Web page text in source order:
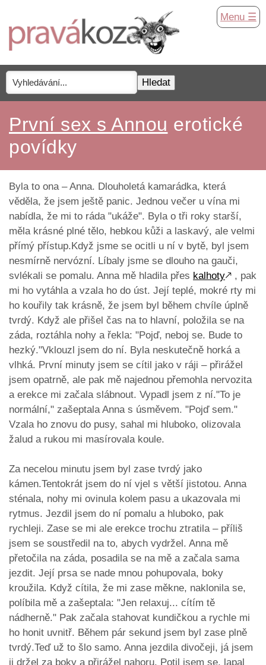
Menu ☰
První sex s Annou erotické
povídky
Byla to ona – Anna. Dlouholetá kamarádka, která
věděla, že jsem ještě panic. Jednou večer u vína mi
nabídla, že mi to ráda "ukáže". Byla o tři roky starší,
měla krásné plné tělo, hebkou kůži a laskavý, ale velmi
přímý přístup.Když jsme se ocitli u ní v bytě, byl jsem
nesmírně nervózní. Líbaly jsme se dlouho na gauči,
svlékali se pomalu. Anna mě hladila přes kalhoty🡕 , pak
mi ho vytáhla a vzala ho do úst. Její teplé, mokré rty mi
ho kouřily tak krásně, že jsem byl během chvíle úplně
tvrdý. Když ale přišel čas na to hlavní, položila se na
záda, roztáhla nohy a řekla: "Pojď, neboj se. Bude to
hezký."Vklouzl jsem do ní. Byla neskutečně horká a
vlhká. První minuty jsem se cítil jako v ráji – přirážel
jsem opatrně, ale pak mě najednou přemohla nervozita
a erekce mi začala slábnout. Vypadl jsem z ní."To je
normální," zašeptala Anna s úsměvem. "Pojď sem."
Vzala ho znovu do pusy, sahal mi hluboko, olizovala
žalud a rukou mi masírovala koule.
Za necelou minutu jsem byl zase tvrdý jako
kámen.Tentokrát jsem do ní vjel s větší jistotou. Anna
sténala, nohy mi ovinula kolem pasu a ukazovala mi
rytmus. Jezdil jsem do ní pomalu a hluboko, pak
rychleji. Zase se mi ale erekce trochu ztratila – příliš
jsem se soustředil na to, abych vydržel. Anna mě
přetočila na záda, posadila se na mě a začala sama
jezdit. Její prsa se nade mnou pohupovala, boky
kroužila. Když cítila, že mi zase měkne, naklonila se,
políbila mě a zašeptala: "Jen relaxuj... cítím tě
nádherně." Pak začala stahovat kundičkou a rychle mi
ho honit uvnitř. Během pár sekund jsem byl zase plně
tvrdý.Teď už to šlo samo. Anna jezdila divočeji, já jsem
ji držel za boky a přirážel nahoru. Potil jsem se, lapal